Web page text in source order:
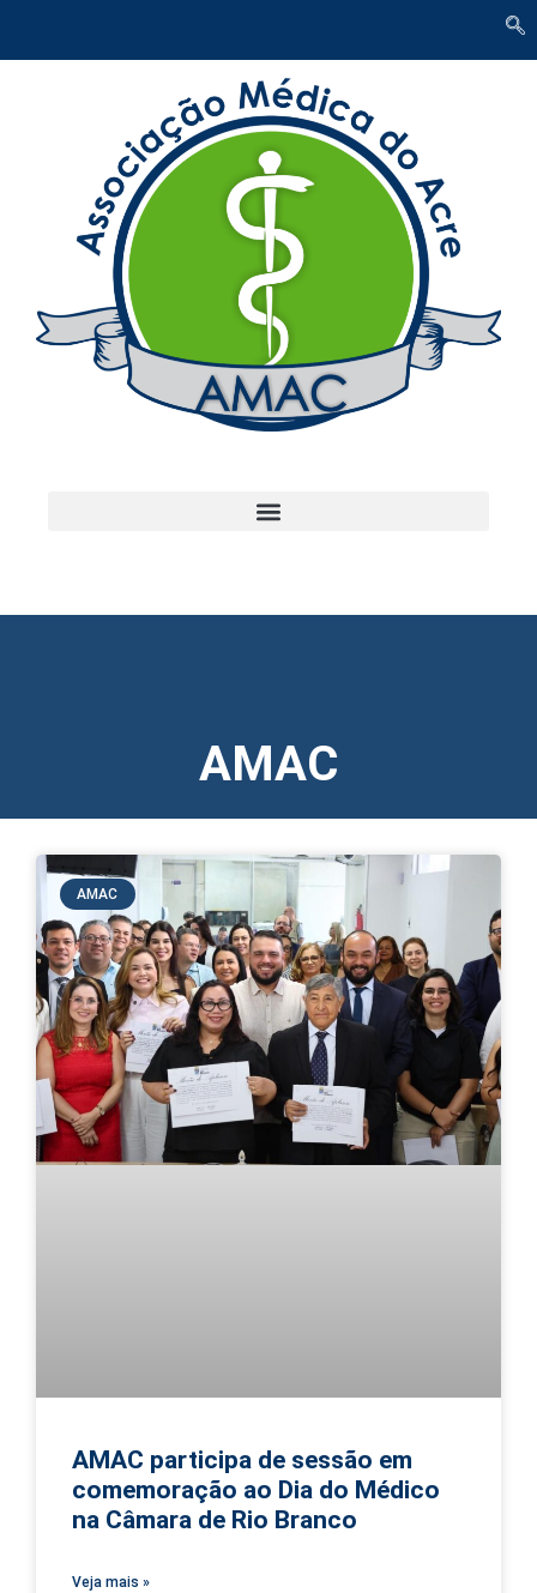
AMAC
AMAC
AMAC participa de sessão em
comemoração ao Dia do Médico
na Câmara de Rio Branco
Veja mais »